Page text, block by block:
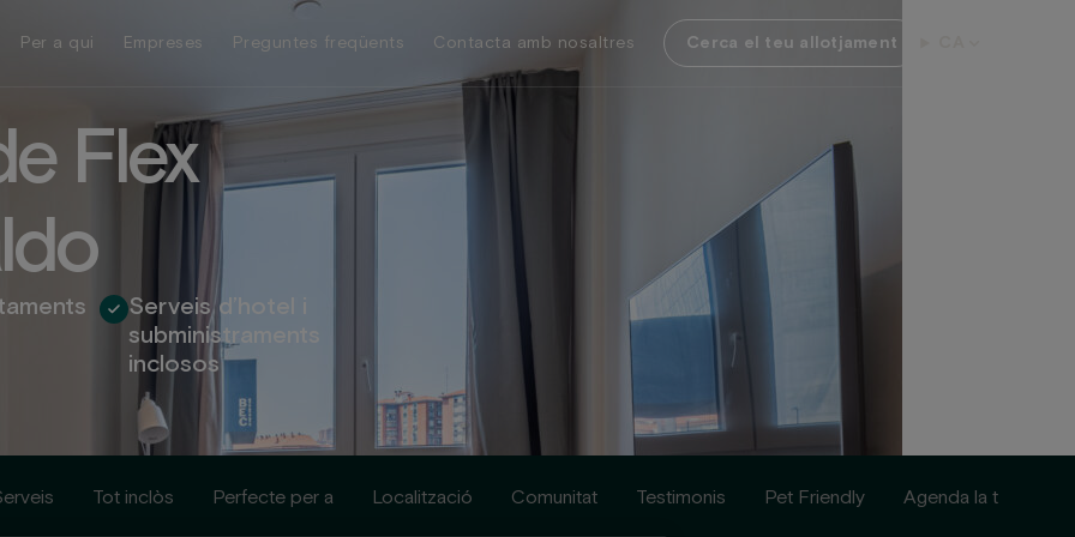
Per a qui Empreses Preguntes freqüents Contacta amb nosaltres Cerca el teu allotjament
e Flex
ldo
Serveis d’hotel i
subministraments
inclosos
Tot inclòs Perfecte per a Localització Comunitat Testimonis Pet Friendly Agenda la teva visita